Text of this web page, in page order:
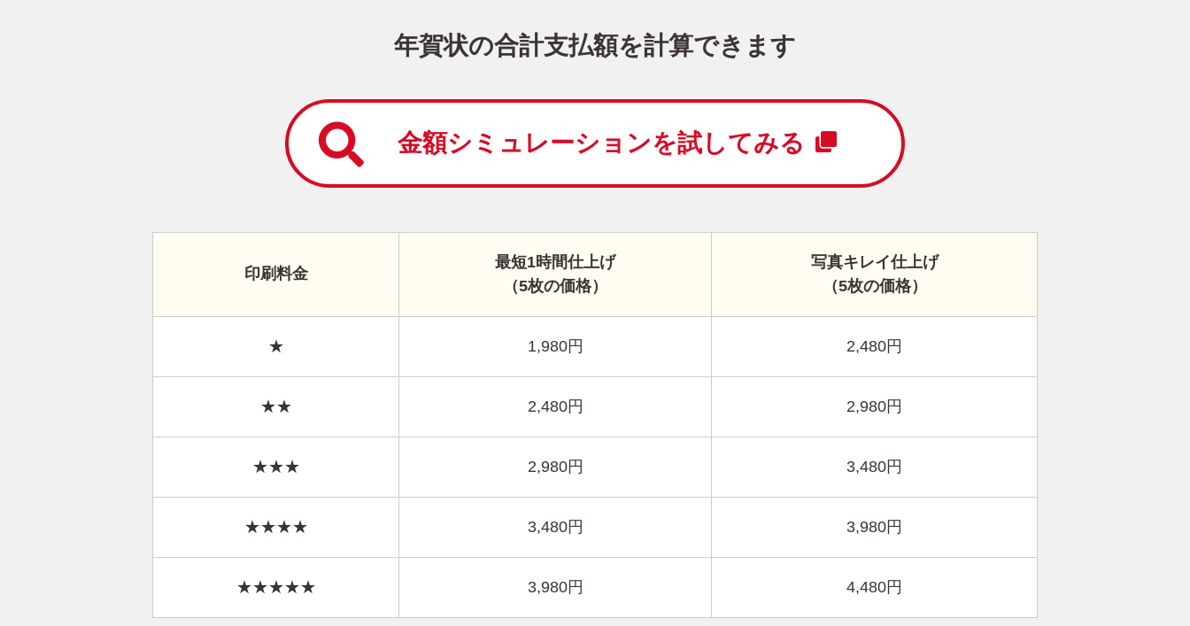
写真なし 縦
年賀状の合計支払額を計算できます
金額シミュレーションを試してみる
印刷料金
最短1時間仕上げ
（5枚の価格）
写真キレイ仕上げ
（5枚の価格）
★ 1,980円 2,480円
★★ 2,480円 2,980円
★★★ 2,980円 3,480円
★★★★ 3,480円 3,980円
★★★★★ 3,980円 4,480円